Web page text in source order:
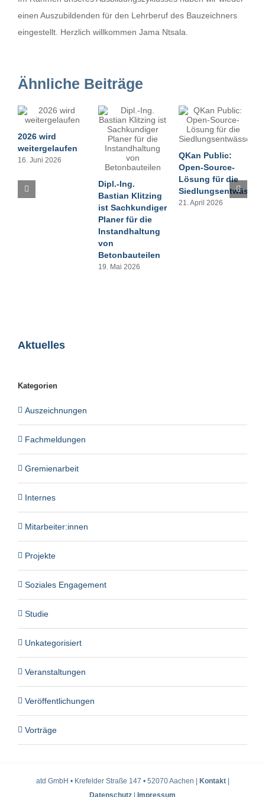
einen Auszubildenden für den Lehrberuf des Bauzeichners
eingestellt. Herzlich willkommen Jama Ntsala.
Ähnliche Beiträge
2026 wird
weitergelaufen
16. Juni 2026
Dipl.-Ing.
Bastian Klitzing
ist Sachkundiger
Planer für die
Instandhaltung
von
Betonbauteilen
19. Mai 2026
QKan Public:
Open-Source-
Lösung für die
21. April 2026
Aktuelles
Kategorien
Auszeichnungen
Fachmeldungen
Gremienarbeit
Internes
Mitarbeiter:innen
Projekte
Soziales Engagement
Studie
Unkategorisiert
Veranstaltungen
Veröffentlichungen
Vorträge
atd GmbH • Krefelder Straße 147 • 52070 Aachen | Kontakt|
Datenschutz | Impressum